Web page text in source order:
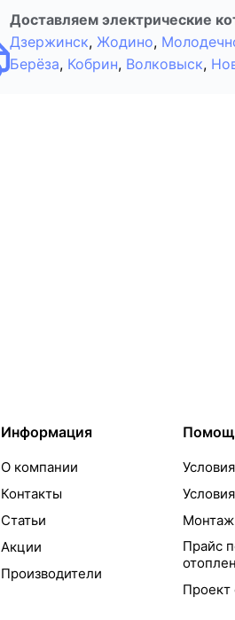
Доставляем электрические
Дзержинск, Жодино,
Берёза, Кобрин, Волковыск,
Информация
О компании
Контакты
Статьи
Акции
Производители
Монтаж
Прайс
Проект